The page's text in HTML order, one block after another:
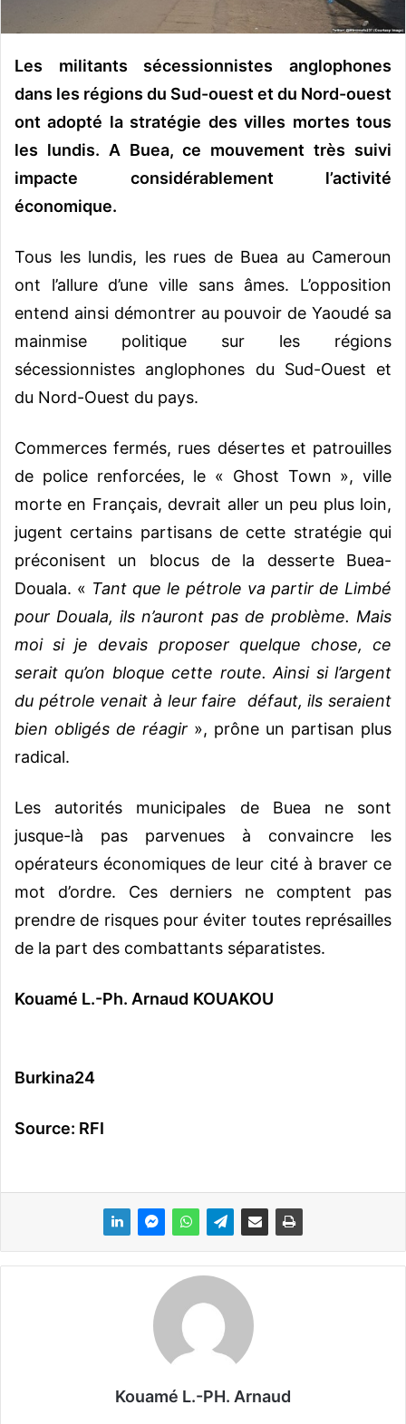
r
e
l
Les militants sécessionnistes anglophones
dans les régions du Sud-ouest et du Nord-ouest
ont adopté la stratégie des villes mortes tous
les lundis. A Buea, ce mouvement très suivi
impacte considérablement l’activité
économique.
Tous les lundis, les rues de Buea au Cameroun
ont l’allure d’une ville sans âmes. L’opposition
entend ainsi démontrer au pouvoir de Yaoudé sa
mainmise politique sur les régions
sécessionnistes anglophones du Sud-Ouest et
du Nord-Ouest du pays.
Commerces fermés, rues désertes et patrouilles
de police renforcées, le « Ghost Town », ville
morte en Français, devrait aller un peu plus loin,
jugent certains partisans de cette stratégie qui
préconisent un blocus de la desserte Buea-
Douala. « Tant que le pétrole va partir de Limbé
pour Douala, ils n’auront pas de problème. Mais
moi si je devais proposer quelque chose, ce
serait qu’on bloque cette route. Ainsi si l’argent
du pétrole venait à leur faire défaut, ils seraient
bien obligés de réagir », prône un partisan plus
radical.
Les autorités municipales de Buea ne sont
jusque-là pas parvenues à convaincre les
opérateurs économiques de leur cité à braver ce
mot d’ordre. Ces derniers ne comptent pas
prendre de risques pour éviter toutes représailles
de la part des combattants séparatistes.
Kouamé L.-Ph. Arnaud KOUAKOU
Burkina24
Source: RFI
Kouamé L.-PH. Arnaud